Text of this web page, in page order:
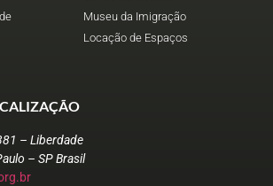
Museu da Imigração
Locação de Espaços
– Liberdade
– SP Brasil